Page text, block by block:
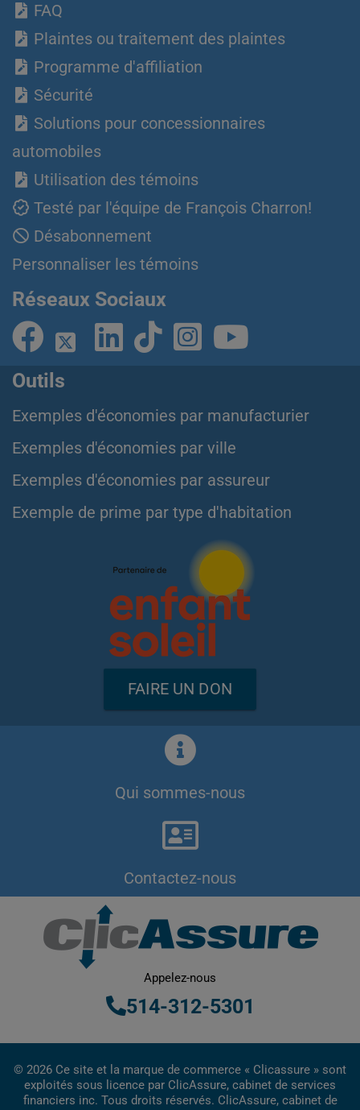
FAQ
Plaintes ou traitement des plaintes
Programme d'affiliation
Sécurité
Solutions pour concessionnaires
automobiles
Utilisation des témoins
Testé par l'équipe de François Charron!
Désabonnement
Personnaliser les témoins
Réseaux Sociaux
Outils
Exemples d'économies par manufacturier
Exemples d'économies par ville
Exemples d'économies par assureur
Exemple de prime par type d'habitation
FAIRE UN DON
Qui sommes-nous
Contactez-nous
Appelez-nous
514-312-5301
© 2026 Ce site et la marque de commerce « Clicassure » sont
exploités sous licence par ClicAssure, cabinet de services
financiers inc. Tous droits réservés. ClicAssure, cabinet de